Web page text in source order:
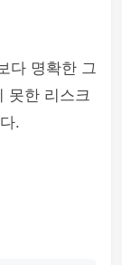
다 명확한 그
못한 리스크
.